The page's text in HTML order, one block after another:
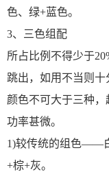
色、绿+蓝色。
3、三色组配
所占比例不得少于
跳出，如用不当则
颜色不可大于三种
功率甚微。
1)较传统的组色——
+棕+灰。